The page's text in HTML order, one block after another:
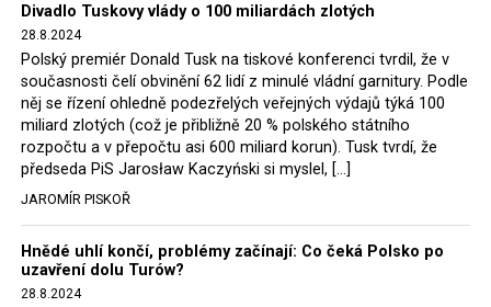
Hołownia, přímo řekli, že by se polská vláda měla
tomuto rozhodnutí podřídit.
Rozhodnutí polského ministra spravedlnosti jistě potěší
německé, české a polské ekology, ale i těžaře. Je těžké si
představit, že by o takové věci rozhodoval sám ministr
Bodnar. Musel získat politický souhlas vládnoucí koalice.
Stále jsou totiž platné argumenty Morawieckého vlády,
že důl i elektrárna jsou – kromě zabezpečování cca 7 %
polského energetického mixu – klíčovými podniky, spolu
se svými dceřinými společnostmi zaměstnávají cca pět
Divadlo Tuskovy vlády o 100 miliardách zlotých
28.8.2024
Polský premiér Donald Tusk na tiskové konferenci tvrdil, že v
současnosti čelí obvinění 62 lidí z minulé vládní garnitury. Podle
něj se řízení ohledně podezřelých veřejných výdajů týká 100
miliard zlotých (což je přibližně 20 % polského státního
rozpočtu a v přepočtu asi 600 miliard korun). Tusk tvrdí, že
předseda PiS Jarosław Kaczyński si myslel, […]
JAROMÍR PISKOŘ
Hnědé uhlí končí, problémy začínají: Co čeká Polsko po
uzavření dolu Turów?
28.8.2024